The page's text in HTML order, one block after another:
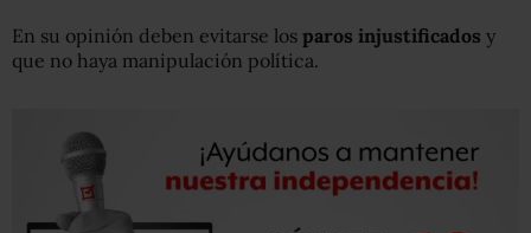
En su opinión deben evitarse los paros injustificados y
que no haya manipulación política.